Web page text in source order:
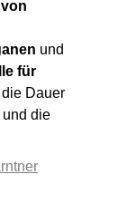
und
für
die Dauer
die